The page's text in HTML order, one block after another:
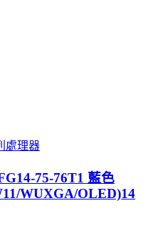
處理器
75-76T1 藍色
WUXGA/OLED)14